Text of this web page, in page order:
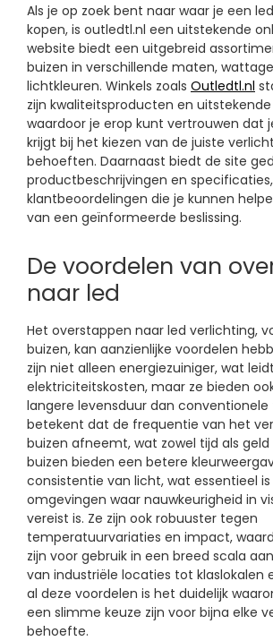
Als je op zoek bent naar waar je een
kopen, is outledtl.nl een uitstekende
website biedt een uitgebreid
buizen in verschillende maten,
lichtkleuren. Winkels zoals Outledtl.nl
zijn kwaliteitsproducten en
waardoor je erop kunt vertrouwen dat
krijgt bij het kiezen van de juiste
behoeften. Daarnaast biedt de site
productbeschrijvingen en
klantbeoordelingen die je kunnen
van een geïnformeerde beslissing.
De voordelen van
naar led
Het overstappen naar led verlichting,
buizen, kan aanzienlijke voordelen
zijn niet alleen energiezuiniger, wat
elektriciteitskosten, maar ze bieden
langere levensduur dan conventionele
betekent dat de frequentie van het
buizen afneemt, wat zowel tijd als geld
buizen bieden een betere
consistentie van licht, wat essentieel
omgevingen waar nauwkeurigheid in
vereist is. Ze zijn ook robuuster tegen
temperatuurvariaties en impact,
zijn voor gebruik in een breed scala
van industriële locaties tot klaslokalen
al deze voordelen is het duidelijk
een slimme keuze zijn voor bijna elke
behoefte.